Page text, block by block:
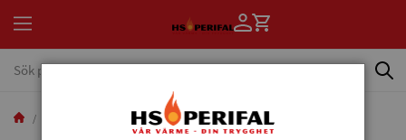
Reservdelar övrigt Pellets Övrigt